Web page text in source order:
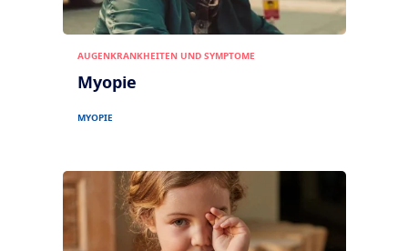
AUGENKRANKHEITEN UND SYMPTOME
Myopie
MYOPIE